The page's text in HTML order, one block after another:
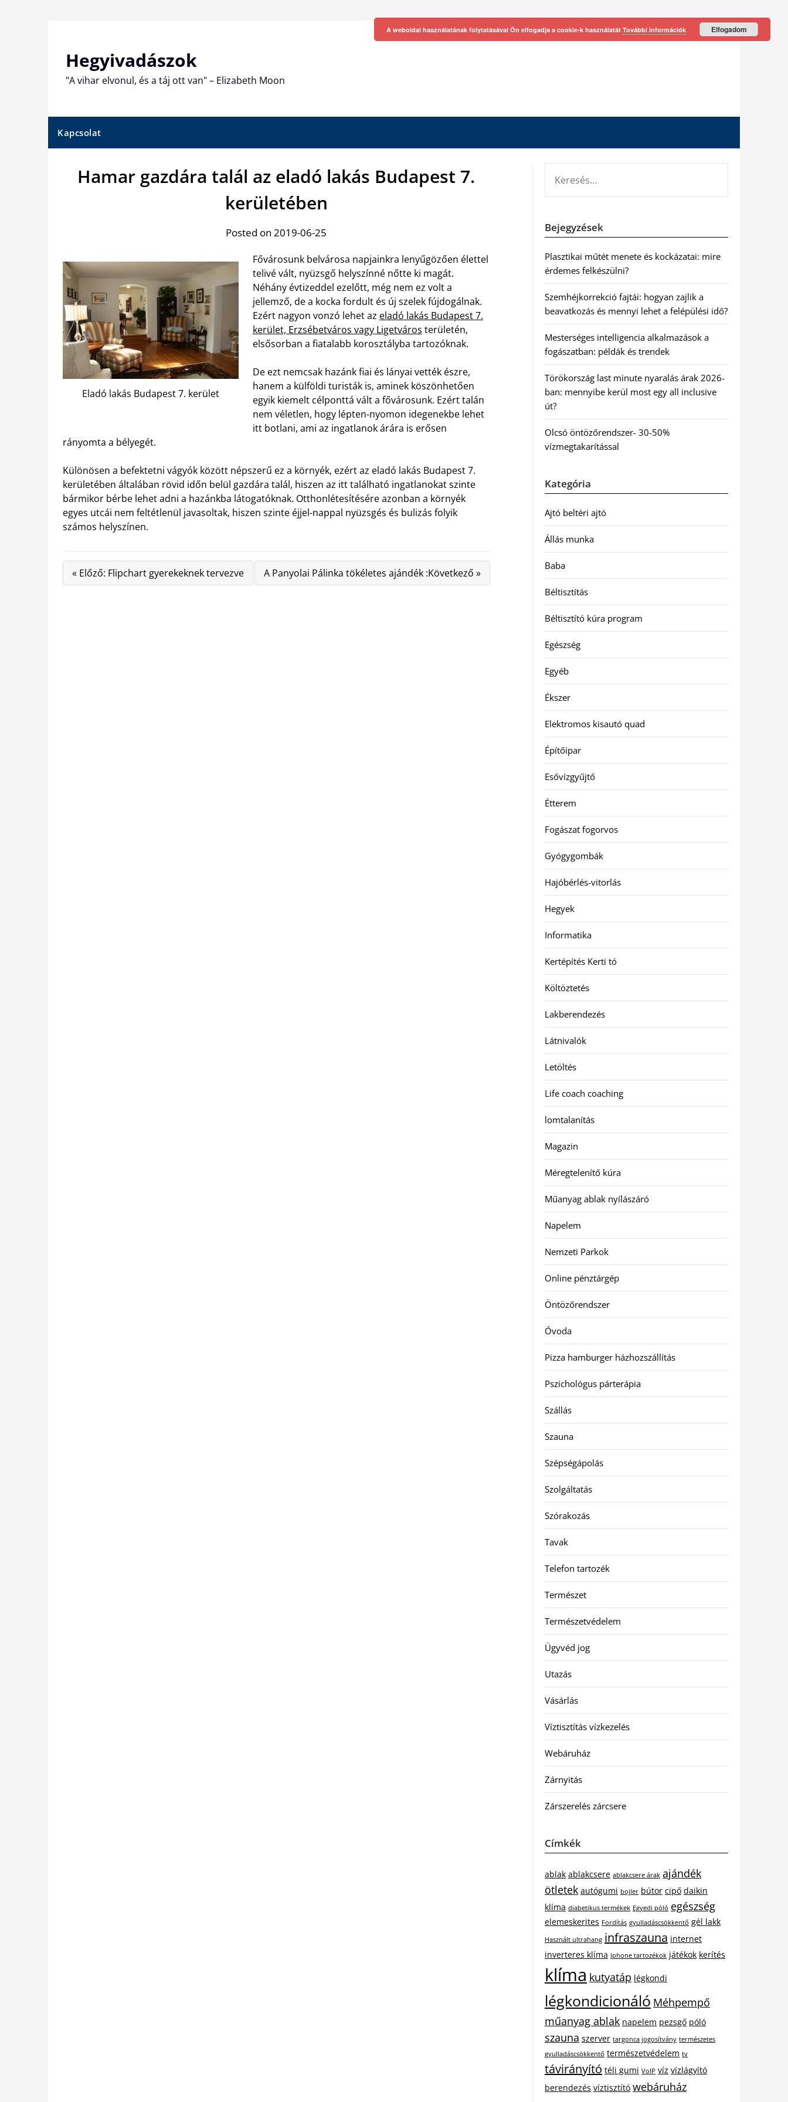
Hegyivadászok
"A vihar elvonul, és a táj ott van" – Elizabeth Moon
Kapcsolat
Hamar gazdára talál az eladó lakás Budapest 7.
kerületében
Posted on 2019-06-25
Eladó lakás Budapest 7. kerület
Fővárosunk belvárosa napjainkra lenyűgözően élettel
telivé vált, nyüzsgő helyszínné nőtte ki magát.
Néhány évtizeddel ezelőtt, még nem ez volt a
jellemző, de a kocka fordult és új szelek fújdogálnak.
Ezért nagyon vonzó lehet az eladó lakás Budapest 7.
kerület, Erzsébetváros vagy Ligetváros területén,
elsősorban a fiatalabb korosztályba tartozóknak.
De ezt nemcsak hazánk fiai és lányai vették észre,
hanem a külföldi turisták is, aminek köszönhetően
egyik kiemelt célponttá vált a fővárosunk. Ezért talán
nem véletlen, hogy lépten-nyomon idegenekbe lehet
itt botlani, ami az ingatlanok árára is erősen
rányomta a bélyegét.
Különösen a befektetni vágyók között népszerű ez a környék, ezért az eladó lakás Budapest 7.
kerületében általában rövid időn belül gazdára talál, hiszen az itt található ingatlanokat szinte
bármikor bérbe lehet adni a hazánkba látogatóknak. Otthonlétesítésére azonban a környék
egyes utcái nem feltétlenül javasoltak, hiszen szinte éjjel-nappal nyüzsgés és bulizás folyik
számos helyszínen.
« Előző: Flipchart gyerekeknek tervezve A Panyolai Pálinka tökéletes ajándék :Következő »
Bejegyzések
Plasztikai műtét menete és kockázatai: mire
érdemes felkészülni?
Szemhéjkorrekció fajtái: hogyan zajlik a
beavatkozás és mennyi lehet a felépülési idő?
Mesterséges intelligencia alkalmazások a
fogászatban: példák és trendek
Törökország last minute nyaralás árak 2026-
ban: mennyibe kerül most egy all inclusive
út?
Olcsó öntözőrendszer- 30-50%
vízmegtakarítással
Kategória
Ajtó beltéri ajtó
Állás munka
Baba
Béltisztítás
Béltisztító kúra program
Egészség
Egyéb
Ékszer
Elektromos kisautó quad
Építőipar
Esővízgyűjtő
Étterem
Fogászat fogorvos
Gyógygombák
Hajóbérlés-vitorlás
Hegyek
Informatika
Kertépítés Kerti tó
Költöztetés
Lakberendezés
Látnivalók
Letöltés
Life coach coaching
lomtalanítás
Magazin
Méregtelenítő kúra
Műanyag ablak nyílászáró
Napelem
Nemzeti Parkok
Online pénztárgép
Öntözőrendszer
Óvoda
Pizza hamburger házhozszállítás
Pszichológus párterápia
Szállás
Szauna
Szépségápolás
Szolgáltatás
Szórakozás
Tavak
Telefon tartozék
Természet
Természetvédelem
Ügyvéd jog
Utazás
Vásárlás
Víztisztítás vízkezelés
Webáruház
Zárnyitás
Zárszerelés zárcsere
Címkék
ablak ablakcsere ablakcsere árak ajándék
ötletek autógumi bojler bútor cipő daikin
klíma diabetikus termékek Egyedi póló egészség
elemeskerites Fordítás gyulladáscsökkentő gél lakk
Használt ultrahang infraszauna internet
inverteres klíma Iphone tartozékok játékok kerítés
klíma kutyatáp légkondi
légkondicionáló Méhpempő
műanyag ablak napelem pezsgő póló
szauna szerver targonca jogosítvány természetes
gyulladáscsökkentő természetvédelem tv
távirányító téli gumi VoIP víz vízlágyító
berendezés víztisztító webáruház
A weboldal használatának folytatásával Ön elfogadja a cookie-k használatát További információk Elfogadom